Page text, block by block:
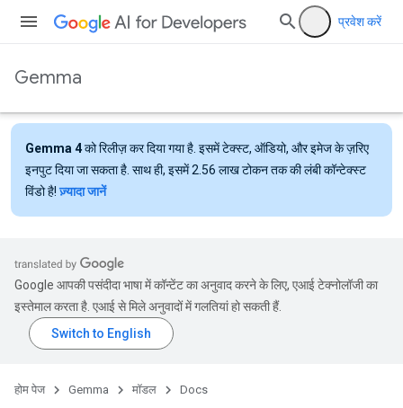
प्रवेश करें
Gemma
Gemma 4को रिलीज़ कर दिया गया है. इसमें टेक्स्ट, ऑडियो, और इमेज के ज़रिए
इनपुट दिया जा सकता है. साथ ही, इसमें 2.56 लाख टोकन तक की लंबी कॉन्टेक्स्ट
विंडो है!ज़्यादा जानें
Google आपकी पसंदीदा भाषा में कॉन्टेंट का अनुवाद करने के लिए, एआई टेक्नोलॉजी का
इस्तेमाल करता है. एआई से मिले अनुवादों में गलतियां हो सकती हैं.
होम पेज Gemma मॉडल Docs